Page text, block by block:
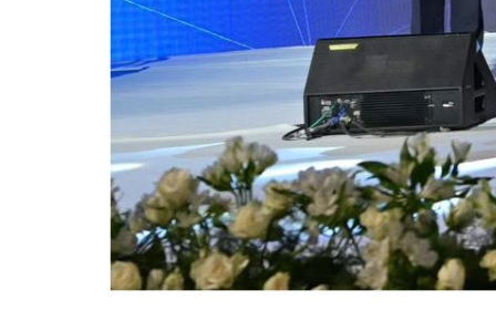
شروط قبول الطلاب الوافديين
متطلبات منح درجة الدكتوراة
إيداع الرسائل بالمكتبة المركزية
نماذج البعثات والمهمات العلمية
قواعد كتابة الرسائل العلمية
محطة التجارب و البحوث الزراعية
خدمة المجتمع وتنمية البيئة
تقرير قطاع شئون البيئة و خدمة المجتمع
عن قطاع خدمة المجتمع وتنمية البيئة
الخطة السنوية للقطاع
وحدة الأزمات والكوارث